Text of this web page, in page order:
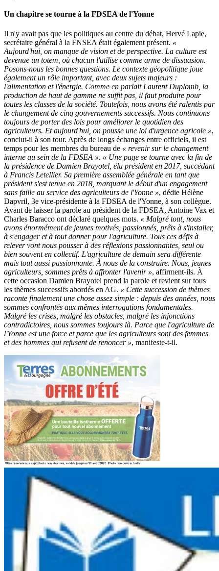
Un chapitre se tourne à la FDSEA de l'Yonne
Il n'y avait pas que les politiques au centre du débat, Hervé Lapie,
secrétaire général à la FNSEA était également présent. «
Aujourd'hui, on manque de vision et de perspective. La culture est
devenue un totem, où chacun l'utilise comme arme de dissuasion.
Posons-nous les bonnes questions. Le contexte géopolitique joue
également un rôle important, avec deux sujets majeurs :
l'alimentation et l'énergie. Comme en parlait Laurent Duplomb, la
production de haut de gamme ne suffit pas, il faut produire pour
toutes les classes de la société. Toutefois, nous avons été ralentis par
le changement de cinq gouvernements successifs. Nous continuons
toujours de porter des lois pour améliorer le quotidien des
agriculteurs. Et aujourd'hui, on pousse une loi d'urgence agricole »,
conclut-il à son tour. Après de longs échanges entre officiels, il est
temps pour les membres du bureau de « revenir sur le changement
interne au sein de la FDSEA ». « Une page se tourne avec la fin de
la présidence de Damien Brayotel, élu président en 2017, succédant
à Francis Letellier. Sa première assemblée générale en tant que
président s'est tenue en 2018, marquant le début d'un engagement
sans faille au service des agriculteurs de l'Yonne », dédie Hélène
Dapvril, 3e vice-présidente à la FDSEA de l'Yonne, à son collègue.
Avant de laisser la parole au président de la FDSEA, Antoine Vax et
Charles Baracco ont déclaré quelques mots. « Malgré tout, nous
avons énormément de jeunes motivés, passionnés, prêts à s'installer,
à s'engager et à tout donner pour l'agriculture. Tous ces défis à
relever vont nous pousser à des réflexions passionnantes, seul ou
bien souvent en collectif. L'agriculture de demain sera différente
mais tout aussi passionnante. À nous de la construire. Nous, jeunes
agriculteurs, sommes prêts à affronter l'avenir », affirment-ils. À
cette occasion Damien Brayotel prend la parole et revient sur tous
les thèmes successifs abordés en AG. « Cette succession de thèmes
raconte finalement une chose assez simple : depuis des années, nous
sommes confrontés aux mêmes interrogations fondamentales.
Malgré les crises, malgré les obstacles, malgré les injonctions
contradictoires, nous sommes toujours là. Parce que l'agriculture de
l'Yonne est une force et parce que les agriculteurs sont des femmes
et des hommes qui refusent de renoncer », manifeste-t-il.